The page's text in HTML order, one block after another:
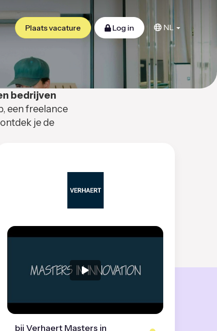
Plaats vacature Log in NL
bedrijven
een freelance
je de
bij Verhaert Masters in